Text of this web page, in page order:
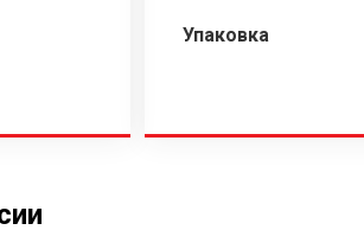
Упаковка